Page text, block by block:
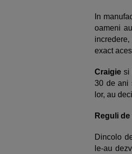
In
oameni
exact
Craigie si
30 de ani
lor, au
Reguli
Dincolo
le-au